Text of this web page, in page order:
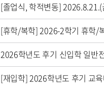
[졸업식, 학적변동]
[휴학/복학] 2026-2학기 휴학/
2026학년도 후기 신입학 일반
[재입학] 2026학년도 후기 교